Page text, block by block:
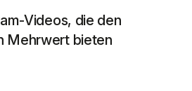
Videos, die den
Mehrwert bieten